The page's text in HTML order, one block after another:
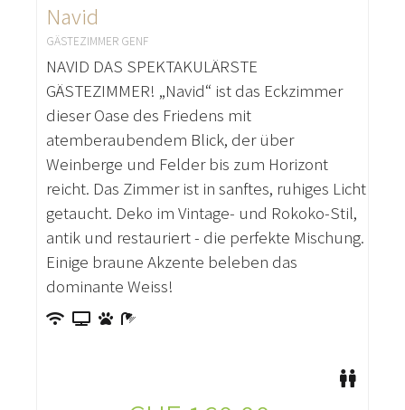
Navid
GÄSTEZIMMER GENF
NAVID DAS SPEKTAKULÄRSTE
GÄSTEZIMMER! „Navid“ ist das Eckzimmer
dieser Oase des Friedens mit
atemberaubendem Blick, der über
Weinberge und Felder bis zum Horizont
reicht. Das Zimmer ist in sanftes, ruhiges Licht
getaucht. Deko im Vintage- und Rokoko-Stil,
antik und restauriert - die perfekte Mischung.
Einige braune Akzente beleben das
dominante Weiss!